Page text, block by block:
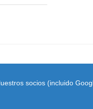
socios (incluido